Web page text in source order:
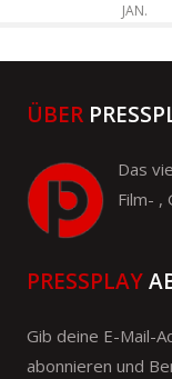
JAN.
ÜBER
Das
Film- ,
PRESSPLAY
Gib deine E-Mail-
abonnieren und